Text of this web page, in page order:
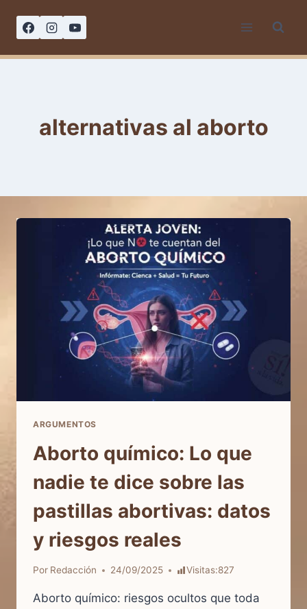
alternativas al aborto
ARGUMENTOS
Aborto químico: Lo que
nadie te dice sobre las
pastillas abortivas: datos
y riesgos reales
Por Redacción 24/09/2025 Visitas:827
Aborto químico: riesgos ocultos que toda